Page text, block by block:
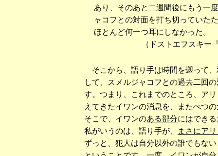
あり、そのあと二週間後にもう一
ャコフとの対面を打ち切っていた
ほとんど何一つ耳にしなかった。
（ドストエフスキ
そこから、語り手は時間を遡って
して、スメルジャコフとの過去二回
す。つまり、これまでのところ、ア
えてきたイワンの消息を、またべつ
そこで、イワンのある部分にはでき
私がいうのは、語り手が、
まさにア
ずっと、犯人は自分以外の誰でもな